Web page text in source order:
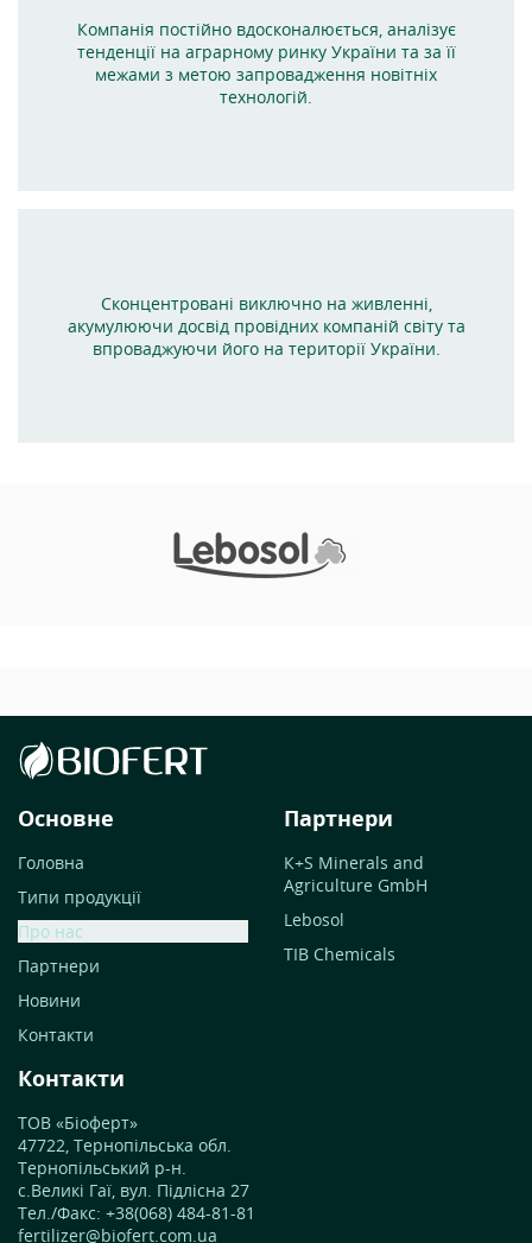
Компанія постійно вдосконалюється, аналізує
тенденції на аграрному ринку України та за її
межами з метою запровадження новітніх
технологій.
Сконцентровані виключно на живленні,
акумулюючи досвід провідних компаній світу та
впроваджуючи його на території України.
Основне
Головна
Типи продукції
Про нас
Партнери
Новини
Контакти
Партнери
К+S Minerals and
Agriculture GmbH
Lebosol
TIB Chemicals
Контакти
ТОВ «Біоферт»
47722, Тернопільська обл.
Тернопільський р-н.
с.Великі Гаї, вул. Підлісна 27
Тел./Факс: +38(068) 484-81-81
fertilizer@biofert.com.ua